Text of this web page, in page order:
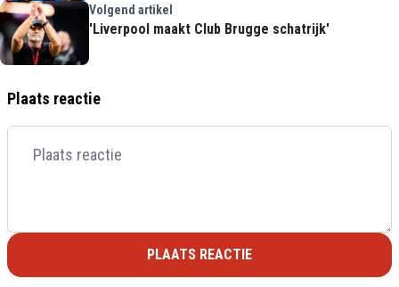
Volgend artikel
'Liverpool maakt Club Brugge schatrijk'
Plaats reactie
PLAATS REACTIE